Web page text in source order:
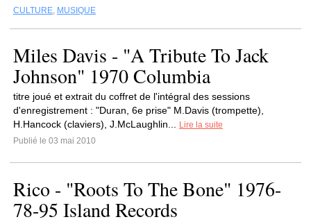
CULTURE, MUSIQUE
Miles Davis - "A Tribute To Jack
Johnson" 1970 Columbia
titre joué et extrait du coffret de l'intégral des sessions
d'enregistrement : "Duran, 6e prise" M.Davis (trompette),
H.Hancock (claviers), J.McLaughlin...
Lire la suite
Publié le 03 mai 2010
Rico - "Roots To The Bone" 1976-
78-95 Island Records